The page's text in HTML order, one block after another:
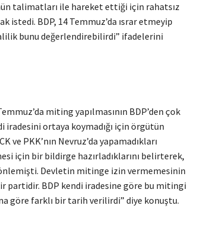
talimatları ile hareket ettiği için rahatsız
istedi. BDP, 14 Temmuz’da ısrar etmeyip
bunu değerlendirebilirdi” ifadelerini
miting yapılmasının BDP’den çok
iradesini ortaya koymadığı için örgütün
PKK’nın Nevruz’da yapamadıkları
için bir bildirge hazırladıklarını belirterek,
Devletin mitinge izin vermemesinin
partidir. BDP kendi iradesine göre bu mitingi
göre farklı bir tarih verilirdi” diye konuştu.